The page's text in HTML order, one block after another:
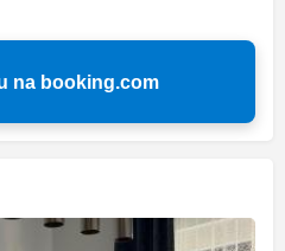
na booking.com